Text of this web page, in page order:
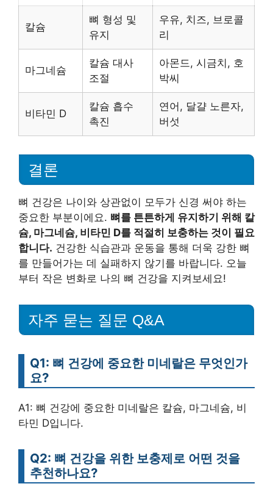
칼슘
뼈 형성 및
유지
우유, 치즈, 브로콜
리
마그네슘
칼슘 대사
조절
아몬드, 시금치, 호
박씨
비타민 D
칼슘 흡수
촉진
연어, 달걀 노른자,
버섯
결론
뼈 건강은 나이와 상관없이 모두가 신경 써야 하는
중요한 부분이에요. 뼈를 튼튼하게 유지하기 위해 칼
슘, 마그네슘, 비타민 D를 적절히 보충하는 것이 필요
합니다. 건강한 식습관과 운동을 통해 더욱 강한 뼈
를 만들어가는 데 실패하지 않기를 바랍니다. 오늘
부터 작은 변화로 나의 뼈 건강을 지켜보세요!
자주 묻는 질문 Q&A
Q1: 뼈 건강에 중요한 미네랄은 무엇인가
요?
A1: 뼈 건강에 중요한 미네랄은 칼슘, 마그네슘, 비
타민 D입니다.
Q2: 뼈 건강을 위한 보충제로 어떤 것을
추천하나요?